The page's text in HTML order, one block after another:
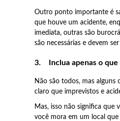
Outro ponto importante é
que houve um acidente,
imediata, outras são
são necessárias e devem
3. Inclua apenas o que
Não são todos, mas
claro que imprevistos e
Mas, isso não significa que
você mora em um local